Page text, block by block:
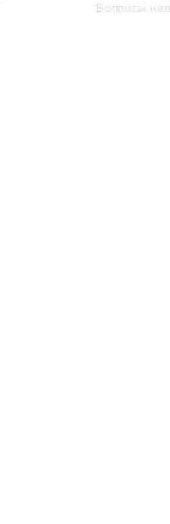
Вопросы